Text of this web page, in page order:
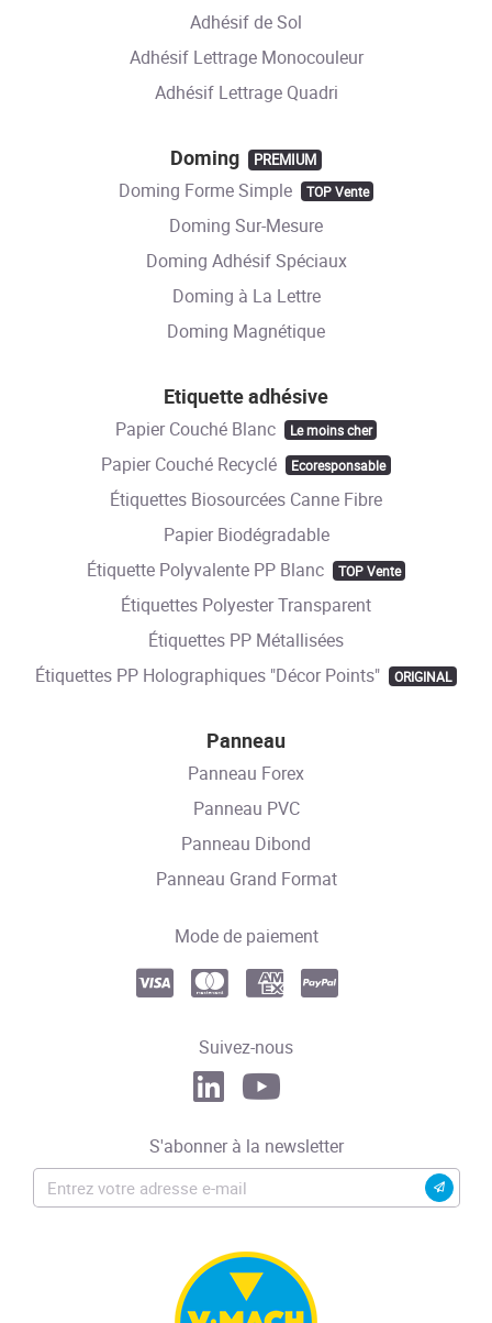
Adhésif de Sol
Adhésif Lettrage Monocouleur
Adhésif Lettrage Quadri
Doming PREMIUM
Doming Forme Simple TOP Vente
Doming Sur-Mesure
Doming Adhésif Spéciaux
Doming à La Lettre
Doming Magnétique
Etiquette adhésive
Papier Couché Blanc Le moins cher
Papier Couché Recyclé Ecoresponsable
Étiquettes Biosourcées Canne Fibre
Papier Biodégradable
Étiquette Polyvalente PP Blanc
TOP Vente
Étiquettes Polyester Transparent
Étiquettes PP Métallisées
Étiquettes PP Holographiques "Décor Points"
ORIGINAL
Panneau
Panneau Forex
Panneau PVC
Panneau Dibond
Panneau Grand Format
Mode de paiement
Suivez-nous
S'abonner à la newsletter